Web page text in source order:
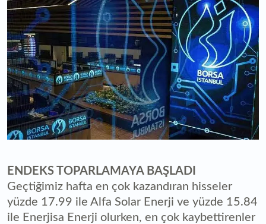
ENDEKS TOPARLAMAYA BAŞLADI
Geçtiğimiz hafta en çok kazandıran hisseler
yüzde 17.99 ile Alfa Solar Enerji ve yüzde 15.84
ile Enerjisa Enerji olurken, en çok kaybettirenler